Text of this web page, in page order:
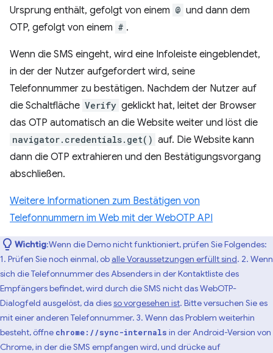
Ursprung enthält, gefolgt von einem @ und dann dem
OTP, gefolgt von einem # .
Wenn die SMS eingeht, wird eine Infoleiste eingeblendet,
in der der Nutzer aufgefordert wird, seine
Telefonnummer zu bestätigen. Nachdem der Nutzer auf
die Schaltfläche Verify geklickt hat, leitet der Browser
das OTP automatisch an die Website weiter und löst die
navigator.credentials.get() auf. Die Website kann
dann die OTP extrahieren und den Bestätigungsvorgang
abschließen.
Weitere Informationen zum Bestätigen von
Telefonnummern im Web mit der WebOTP API
Wichtig:Wenn die Demo nicht funktioniert, prüfen Sie Folgendes:
1. Prüfen Sie noch einmal, oballe Voraussetzungen erfüllt sind. 2. Wenn
sich die Telefonnummer des Absenders in der Kontaktliste des
Empfängers befindet, wird durch die SMS nicht das WebOTP-
Dialogfeld ausgelöst, da diesso vorgesehen ist. Bitte versuchen Sie es
mit einer anderen Telefonnummer. 3. Wenn das Problem weiterhin
besteht, öffne chrome://sync-internals in der Android-Version von
Chrome, in der die SMS empfangen wird, und drücke auf